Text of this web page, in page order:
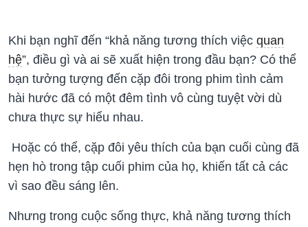
Khi bạn nghĩ đến “khả năng tương thích việc quan
hệ”, điều gì và ai sẽ xuất hiện trong đầu bạn? Có thể
bạn tưởng tượng đến cặp đôi trong phim tình cảm
hài hước đã có một đêm tình vô cùng tuyệt vời dù
chưa thực sự hiểu nhau.
Hoặc có thể, cặp đôi yêu thích của bạn cuối cùng đã
hẹn hò trong tập cuối phim của họ, khiến tất cả các
vì sao đều sáng lên.
Nhưng trong cuộc sống thực, khả năng tương thích